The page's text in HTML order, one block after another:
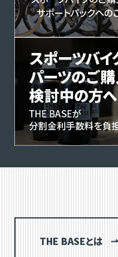
THE BASEとは